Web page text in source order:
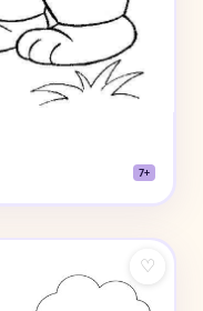
7+
♡